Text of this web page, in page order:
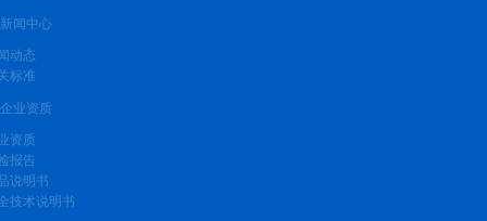
新闻中心
动态
标准
企业资质
资质
报告
说明书
技术说明书